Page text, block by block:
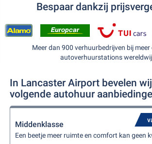
Bespaar dankzij
Meer dan 900 verhuurbedrijven bij
autoverhuurstations
In Lancaster Airport bevelen
volgende autohuur
Middenklasse
Een beetje meer ruimte en comfort kan geen